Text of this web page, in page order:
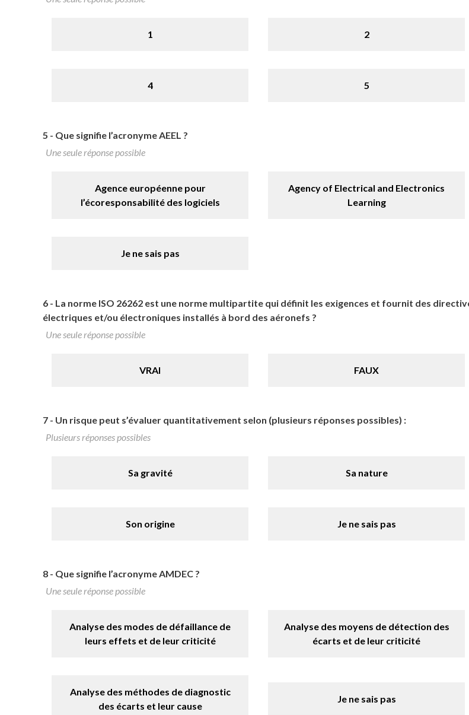
1 2
4 5
5 - Que signifie l’acronyme AEEL ?
Une seule réponse possible
Agence européenne pour
l’écoresponsabilité des logiciels
Agency of Electrical and Electronics
Learning
Je ne sais pas
6 - La norme ISO 26262 est une norme multipartite qui définit les exigences et fournit des
électriques et/ou électroniques installés à bord des aéronefs ?
Une seule réponse possible
VRAI FAUX
7 - Un risque peut s’évaluer quantitativement selon (plusieurs réponses possibles) :
Plusieurs réponses possibles
Sa gravité Sa nature
Son origine Je ne sais pas
8 - Que signifie l’acronyme AMDEC ?
Une seule réponse possible
Analyse des modes de défaillance de
leurs effets et de leur criticité
Analyse des moyens de détection des
écarts et de leur criticité
Analyse des méthodes de diagnostic
des écarts et leur cause
Je ne sais pas